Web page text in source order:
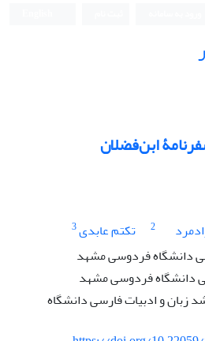
ابن‌فضلان
2 تکتم عابدی3
دانشگاه فردوسی مشهد
دانشگاه فردوسی مشهد
زبان و ادبیات فارسی دانشگاه